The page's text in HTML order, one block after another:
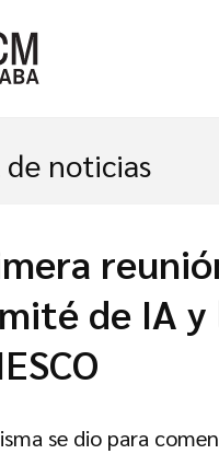
noticias
de IA y
se dio para